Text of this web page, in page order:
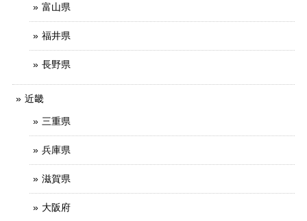
富山県
福井県
長野県
近畿
三重県
兵庫県
滋賀県
大阪府